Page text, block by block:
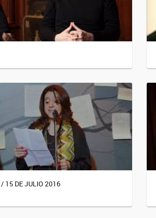
/ 15 DE JULIO 2016